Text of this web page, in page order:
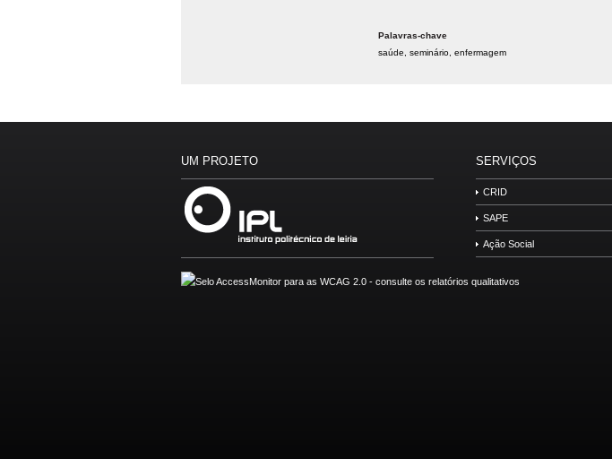
Palavras-chave
saúde
seminário enfermagem
UM PROJETO SERVIÇOS
CRID
SAPE
Ação Social